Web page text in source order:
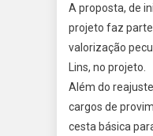
A proposta, de
projeto faz parte
valorização
Lins, no projeto.
Além do
cargos de
cesta básica